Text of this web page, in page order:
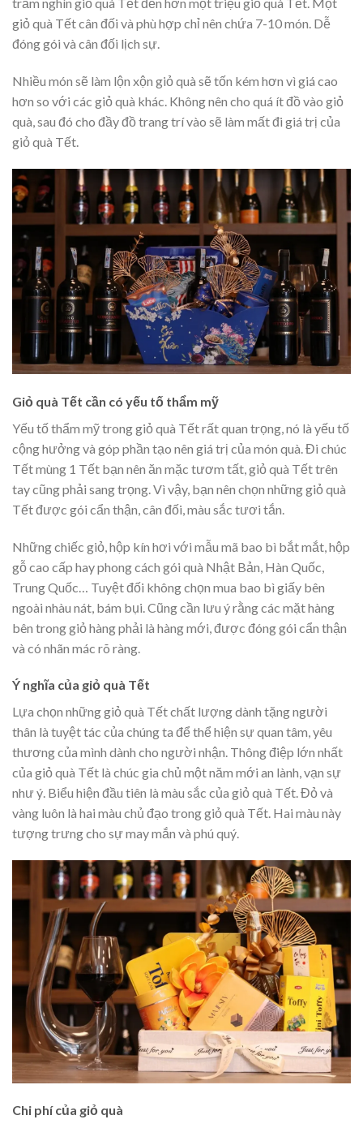
giỏ quà Tết cân đối và phù hợp chỉ nên chứa 7-10 món. Dễ
đóng gói và cân đối lịch sự.
Nhiều món sẽ làm lộn xộn giỏ quà sẽ tốn kém hơn vì giá cao
hơn so với các giỏ quà khác. Không nên cho quá ít đồ vào giỏ
quà, sau đó cho đầy đồ trang trí vào sẽ làm mất đi giá trị của
giỏ quà Tết.
Giỏ quà Tết cần có yếu tố thẩm mỹ
Yếu tố thẩm mỹ trong giỏ quà Tết rất quan trọng, nó là yếu tố
cộng hưởng và góp phần tạo nên giá trị của món quà. Đi chúc
Tết mùng 1 Tết bạn nên ăn mặc tươm tất, giỏ quà Tết trên
tay cũng phải sang trọng. Vì vậy, bạn nên chọn những giỏ quà
Tết được gói cẩn thận, cân đối, màu sắc tươi tắn.
Những chiếc giỏ, hộp kín hơi với mẫu mã bao bì bắt mắt, hộp
gỗ cao cấp hay phong cách gói quà Nhật Bản, Hàn Quốc,
Trung Quốc… Tuyệt đối không chọn mua bao bì giấy bên
ngoài nhàu nát, bám bụi. Cũng cần lưu ý rằng các mặt hàng
bên trong giỏ hàng phải là hàng mới, được đóng gói cẩn thận
và có nhãn mác rõ ràng.
Ý nghĩa của giỏ quà Tết
Lựa chọn những giỏ quà Tết chất lượng dành tặng người
thân là tuyệt tác của chúng ta để thể hiện sự quan tâm, yêu
thương của mình dành cho người nhận. Thông điệp lớn nhất
của giỏ quà Tết là chúc gia chủ một năm mới an lành, vạn sự
như ý. Biểu hiện đầu tiên là màu sắc của giỏ quà Tết. Đỏ và
vàng luôn là hai màu chủ đạo trong giỏ quà Tết. Hai màu này
tượng trưng cho sự may mắn và phú quý.
Chi phí của giỏ quà